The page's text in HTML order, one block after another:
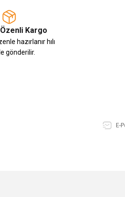
Özenli Kargo
hazırlanır hılı
gönderilir.